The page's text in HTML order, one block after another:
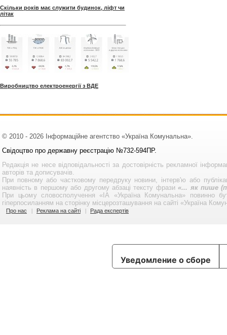
Скільки років має служити будинок, ліфт чи
літак
Виробництво електроенергії з ВДЕ
© 2010 - 2026 Інформаційне агентство «Україна Комунальна».
Свідоцтво про державну реєстрацію №732-594ПР.
Редакція не несе відповідальності за достовірність рекламної
авторів та дописувачів.
При повному або частковому передруку новини, інтерв'ю або
наявність в першому або другому абзаці тексту фрази«... як пише
При цьому словосполучення «ІА «Україна Комунальна» повинно
гіперпосиланням на сторінку місцерозташування на сайті «Україна
Про нас Реклама на сайті Рада експертів
Уведомление о сборе